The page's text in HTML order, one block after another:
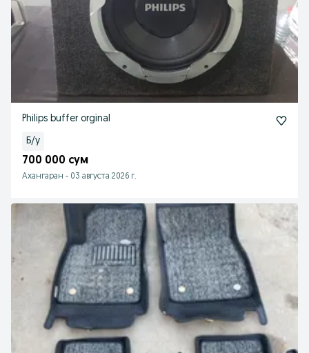
Philips buffer orginal
Б/у
700 000 сум
Ахангаран - 03 августа 2026 г.